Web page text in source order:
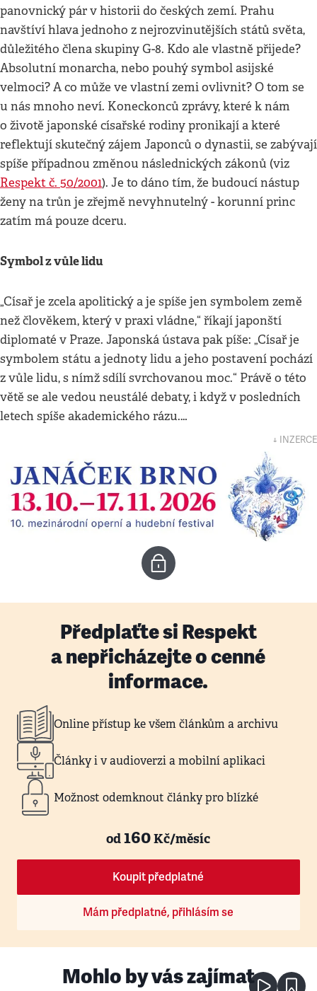
panovnický pár v historii do českých zemí. Prahu
navštíví hlava jednoho z nejrozvinutějších států světa,
důležitého člena skupiny G-8. Kdo ale vlastně přijede?
Absolutní monarcha, nebo pouhý symbol asijské
velmoci? A co může ve vlastní zemi ovlivnit? O tom se
u nás mnoho neví. Koneckonců zprávy, které k nám
o životě japonské císařské rodiny pronikají a které
reflektují skutečný zájem Japonců o dynastii, se zabývají
spíše případnou změnou následnických zákonů (viz
Respekt č. 50/2001). Je to dáno tím, že budoucí nástup
ženy na trůn je zřejmě nevyhnutelný - korunní princ
zatím má pouze dceru.
Symbol z vůle lidu
„Císař je zcela apolitický a je spíše jen symbolem země
než člověkem, který v praxi vládne,“ říkají japonští
diplomaté v Praze. Japonská ústava pak píše: „Císař je
symbolem státu a jednoty lidu a jeho postavení pochází
z vůle lidu, s nímž sdílí svrchovanou moc.“ Právě o této
větě se ale vedou neustálé debaty, i když v posledních
letech spíše akademického rázu.…
↓ INZERCE
Předplaťte si Respekt
a nepřicházejte o cenné
informace.
Online přístup ke všem článkům a archivu
Články i v audioverzi a mobilní aplikaci
Možnost odemknout články pro blízké
od160Kč/měsíc
Koupit předplatné
Mám předplatné, přihlásím se
Mohlo by vás zajímat